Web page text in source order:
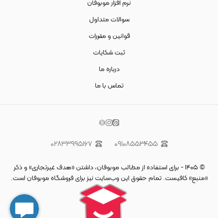
نرم افزار موبوفان
سوالات متداول
قوانین و مقررات
ثبت شکایات
درباره ما
تماس با ما
۰۹۱۰۸۵۵۳۴۵۵ ۰۲۸۳۳۹۹۵۱۶۷
©۱۴۰۵- برای استفاده از مطالب موبوفان، داشتن «هدف غیرتجاری» و ذکر
«منبع» کافیست. تمام حقوق اين وب‌سايت نیز برای فروشگاه موبوفان است.